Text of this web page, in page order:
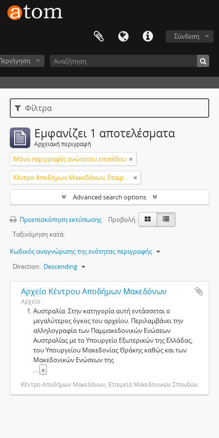
Σύνδεση
Φίλτρα
Εμφανίζει 1 αποτελέσματα
Αρχειακή περιγραφή
Μόνο περιγραφές ανώτατου επιπέδου
Κέντρο Αποδήμων Μακεδόνων, Εταιρεία Μακεδονικών Σπουδών.
Advanced search options
Προεπισκόπηση εκτύπωσης
Προβολή:
Ταξινόμηση κατά:
Κωδικός αναγνώρισης της ενότητας περιγραφής
Direction: Descending
Αρχείο Κέντρου Αποδήμων Μακεδόνων
Αρχείο
Αυστραλία: Στην κατηγορία αυτή εντάσσεται ο
μεγαλύτερος όγκος του αρχείου. Περιλαμβάνει την
αλληλογραφία των Παμμακεδονικών Ενώσεων
Αυστραλίας με το Υπουργείο Εξωτερικών της Ελλάδας,
του Υπουργείου Μακεδονίας Θράκης καθώς και των
Μακεδονικών Ενώσεων της
... »
Κέντρο Αποδήμων Μακεδόνων, Εταιρεία Μακεδονικών Σπουδών.